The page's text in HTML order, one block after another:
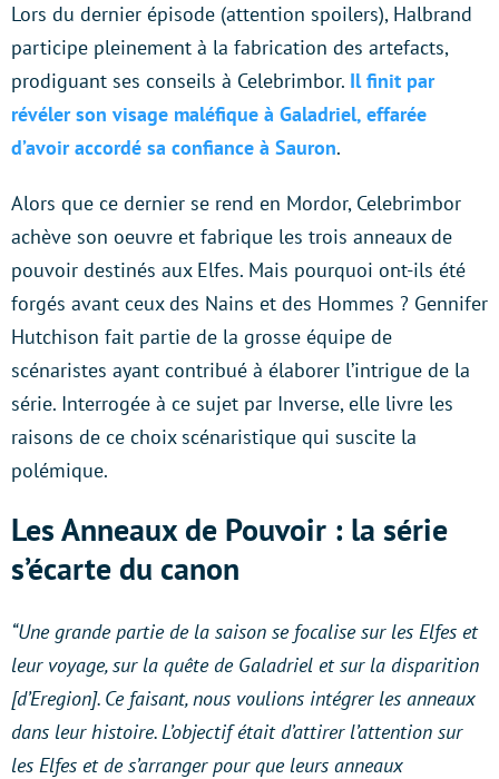
Lors du dernier épisode (attention spoilers), Halbrand
participe pleinement à la fabrication des artefacts,
prodiguant ses conseils à Celebrimbor. Il finit par
révéler son visage maléfique à Galadriel, effarée
d’avoir accordé sa confiance à Sauron.
Alors que ce dernier se rend en Mordor, Celebrimbor
achève son oeuvre et fabrique les trois anneaux de
pouvoir destinés aux Elfes. Mais pourquoi ont-ils été
forgés avant ceux des Nains et des Hommes ? Gennifer
Hutchison fait partie de la grosse équipe de
scénaristes ayant contribué à élaborer l’intrigue de la
série. Interrogée à ce sujet par Inverse, elle livre les
raisons de ce choix scénaristique qui suscite la
polémique.
Les Anneaux de Pouvoir : la série
s’écarte du canon
“Une grande partie de la saison se focalise sur les Elfes et
leur voyage, sur la quête de Galadriel et sur la disparition
[d’Eregion]. Ce faisant, nous voulions intégrer les anneaux
dans leur histoire. L’objectif était d’attirer l’attention sur
les Elfes et de s’arranger pour que leurs anneaux